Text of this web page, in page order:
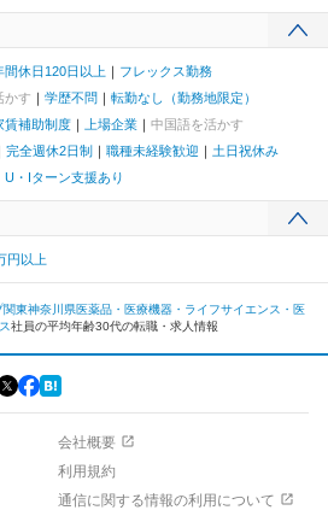
間休日120日以上
フレックス勤務
かす 学歴不問
転勤なし（勤務地限定）
賃補助制度 上場企業
中国語を活かす
完全週休2日制 職種未経験歓迎
土日祝休み
U・Iターン支援あり
円以上
関東神奈川県医薬品・医療機器・ライフサイエンス・医
社員の平均年齢30代の転職・求人情報
会社概要
利用規約
通信に関する情報の利用について